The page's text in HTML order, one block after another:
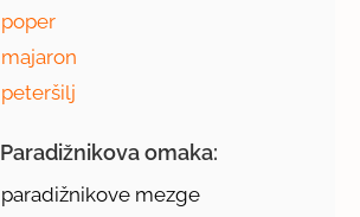
poper
majaron
peteršilj
Paradižnikova omaka:
paradižnikove mezge